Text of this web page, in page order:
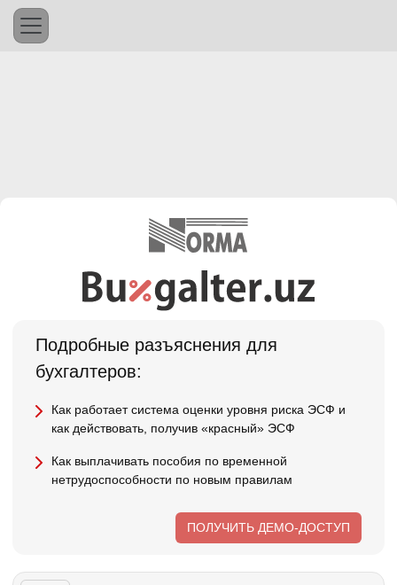
Подробные разъяснения для
бухгалтеров:
Как работает система оценки уровня риска ЭСФ и
как действовать, получив «красный» ЭСФ
Как выплачивать пособия по временной
нетрудоспособности по новым правилам
ПОЛУЧИТЬ ДЕМО-ДОСТУП